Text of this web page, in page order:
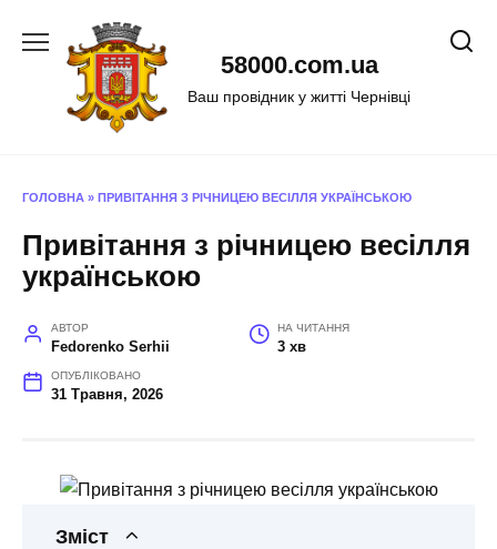
58000.com.ua
Ваш провідник у житті Чернівці
ГОЛОВНА » ПРИВІТАННЯ З РІЧНИЦЕЮ ВЕСІЛЛЯ УКРАЇНСЬКОЮ
Привітання з річницею весілля
українською
АВТОР
Fedorenko Serhii
НА ЧИТАННЯ
3 хв
ОПУБЛІКОВАНО
31 Травня, 2026
Зміст